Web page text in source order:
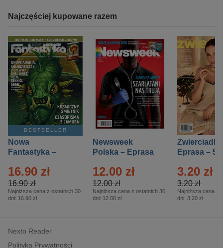
Najczęściej kupowane razem
BESTSELLER
Nowa
Fantastyka –
16.90 zł
16.90 zł
Najniższa cena z ostatnich 30
dni: 16.90 zł
Newsweek
Polska – Eprasa
12.00 zł
12.00 zł
Najniższa cena z ostatnich 30
dni: 12.00 zł
Zwierciadło
Eprasa – 5/
3.20 zł
3.20 zł
Najniższa cena z
dni: 3.20 zł
Nexto Reader
Polityka Prywatności